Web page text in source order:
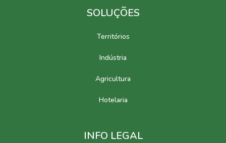
SOLUÇÕES
Territórios
Indústria
Agricultura
Hotelaria
INFO LEGAL